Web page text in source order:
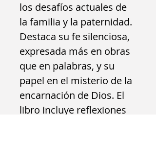
los desafíos actuales de
la familia y la paternidad.
Destaca su fe silenciosa,
expresada más en obras
que en palabras, y su
papel en el misterio de la
encarnación de Dios. El
libro incluye reflexiones